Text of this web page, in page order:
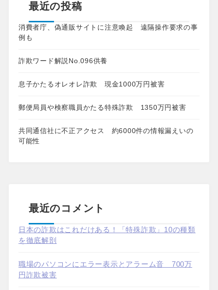
最近の投稿
消費者庁、偽通販サイトに注意喚起 遠隔操作要求の事
例も
詐欺ワード解説No.096供養
息子かたるオレオレ詐欺 現金1000万円被害
郵便局員や検察職員かたる特殊詐欺 1350万円被害
共同通信社に不正アクセス 約6000件の情報漏えいの
可能性
最近のコメント
日本の詐欺はこれだけある！「特殊詐欺」10の種類
を徹底解剖
職場のパソコンにエラー表示とアラーム音 700万
円詐欺被害